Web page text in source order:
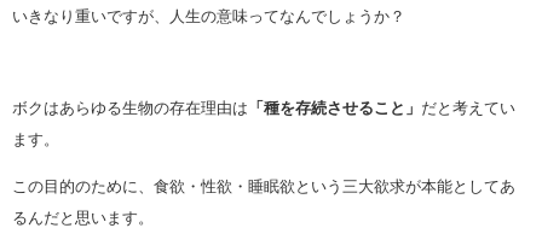
いきなり重いですが、人生の意味ってなんでしょうか？
ボクはあらゆる生物の存在理由は 「種を存続させること」 だと考えてい
ます。
この目的のために、食欲・性欲・睡眠欲という三大欲求が本能としてあ
るんだと思います。